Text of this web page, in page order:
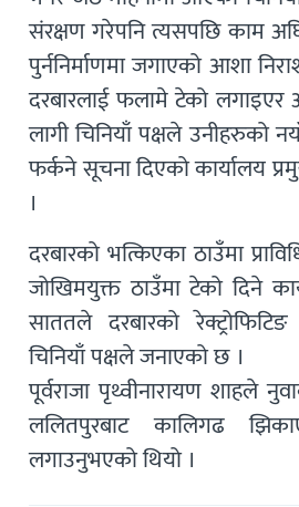
संरक्षण गरेपनि त्यसपछि काम
पुर्ननिर्माणमा जगाएको आशा
दरबारलाई फलामे टेको लगाइएर
लागी चिनियाँ पक्षले उनीहरुको
फर्कने सूचना दिएको कार्यालय
।
दरबारको भत्किएका ठाउँमा
जोखिमयुक्त ठाउँमा टेको दिने
साततले दरबारको रेक्ट्रोफिटिङ
चिनियाँ पक्षले जनाएको छ ।
पूर्वराजा पृथ्वीनारायण शाहले
ललितपुरबाट कालिगढ
लगाउनुभएको थियो ।